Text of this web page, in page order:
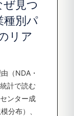
ぜ見つ
種別パ
リア
（NDA・
計で読む
ンター成
分布）、